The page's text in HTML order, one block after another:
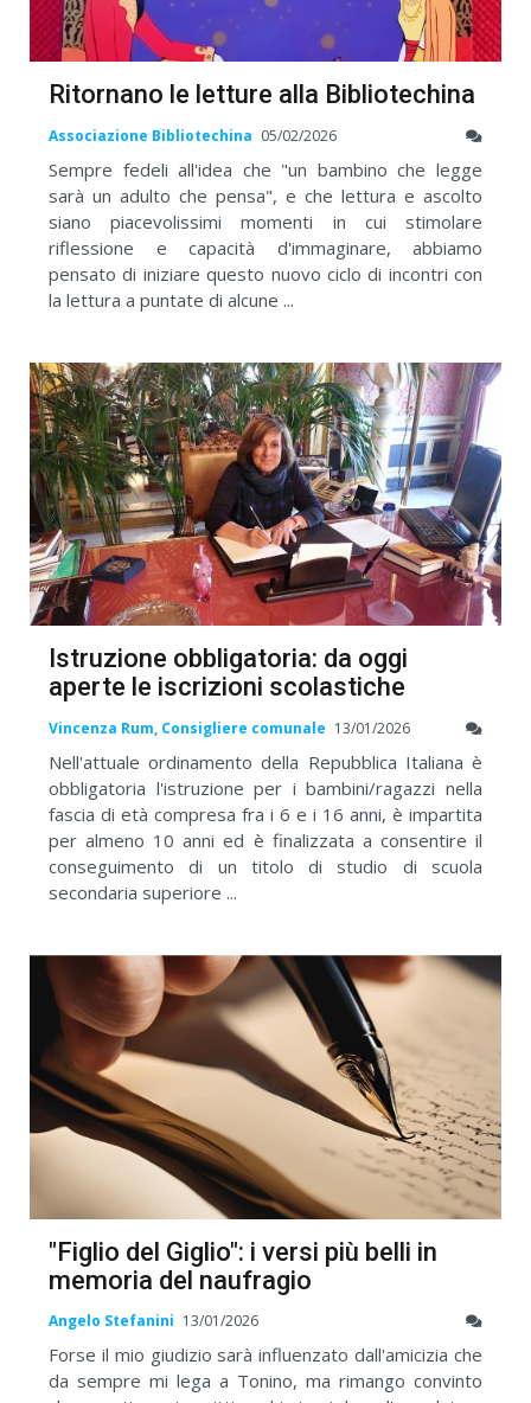
Ritornano le letture alla Bibliotechina
Associazione Bibliotechina 05/02/2026
Sempre fedeli all'idea che "un bambino che legge
sarà un adulto che pensa", e che lettura e ascolto
siano piacevolissimi momenti in cui stimolare
riflessione e capacità d'immaginare, abbiamo
pensato di iniziare questo nuovo ciclo di incontri con
la lettura a puntate di alcune ...
Istruzione obbligatoria: da oggi
aperte le iscrizioni scolastiche
Vincenza Rum, Consigliere comunale 13/01/2026
Nell'attuale ordinamento della Repubblica Italiana è
obbligatoria l'istruzione per i bambini/ragazzi nella
fascia di età compresa fra i 6 e i 16 anni, è impartita
per almeno 10 anni ed è finalizzata a consentire il
conseguimento di un titolo di studio di scuola
secondaria superiore ...
"Figlio del Giglio": i versi più belli in
memoria del naufragio
Angelo Stefanini 13/01/2026
Forse il mio giudizio sarà influenzato dall'amicizia che
da sempre mi lega a Tonino, ma rimango convinto